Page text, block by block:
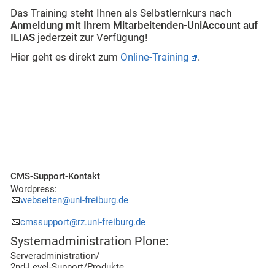
Das Training steht Ihnen als Selbstlernkurs nach
Anmeldung mit Ihrem Mitarbeitenden-UniAccount auf
ILIAS jederzeit zur Verfügung!
Hier geht es direkt zum Online-Training .
CMS-Support-Kontakt
Wordpress:
webseiten@uni-freiburg.de
cmssupport@rz.uni-freiburg.de
Systemadministration Plone:
Serveradministration/